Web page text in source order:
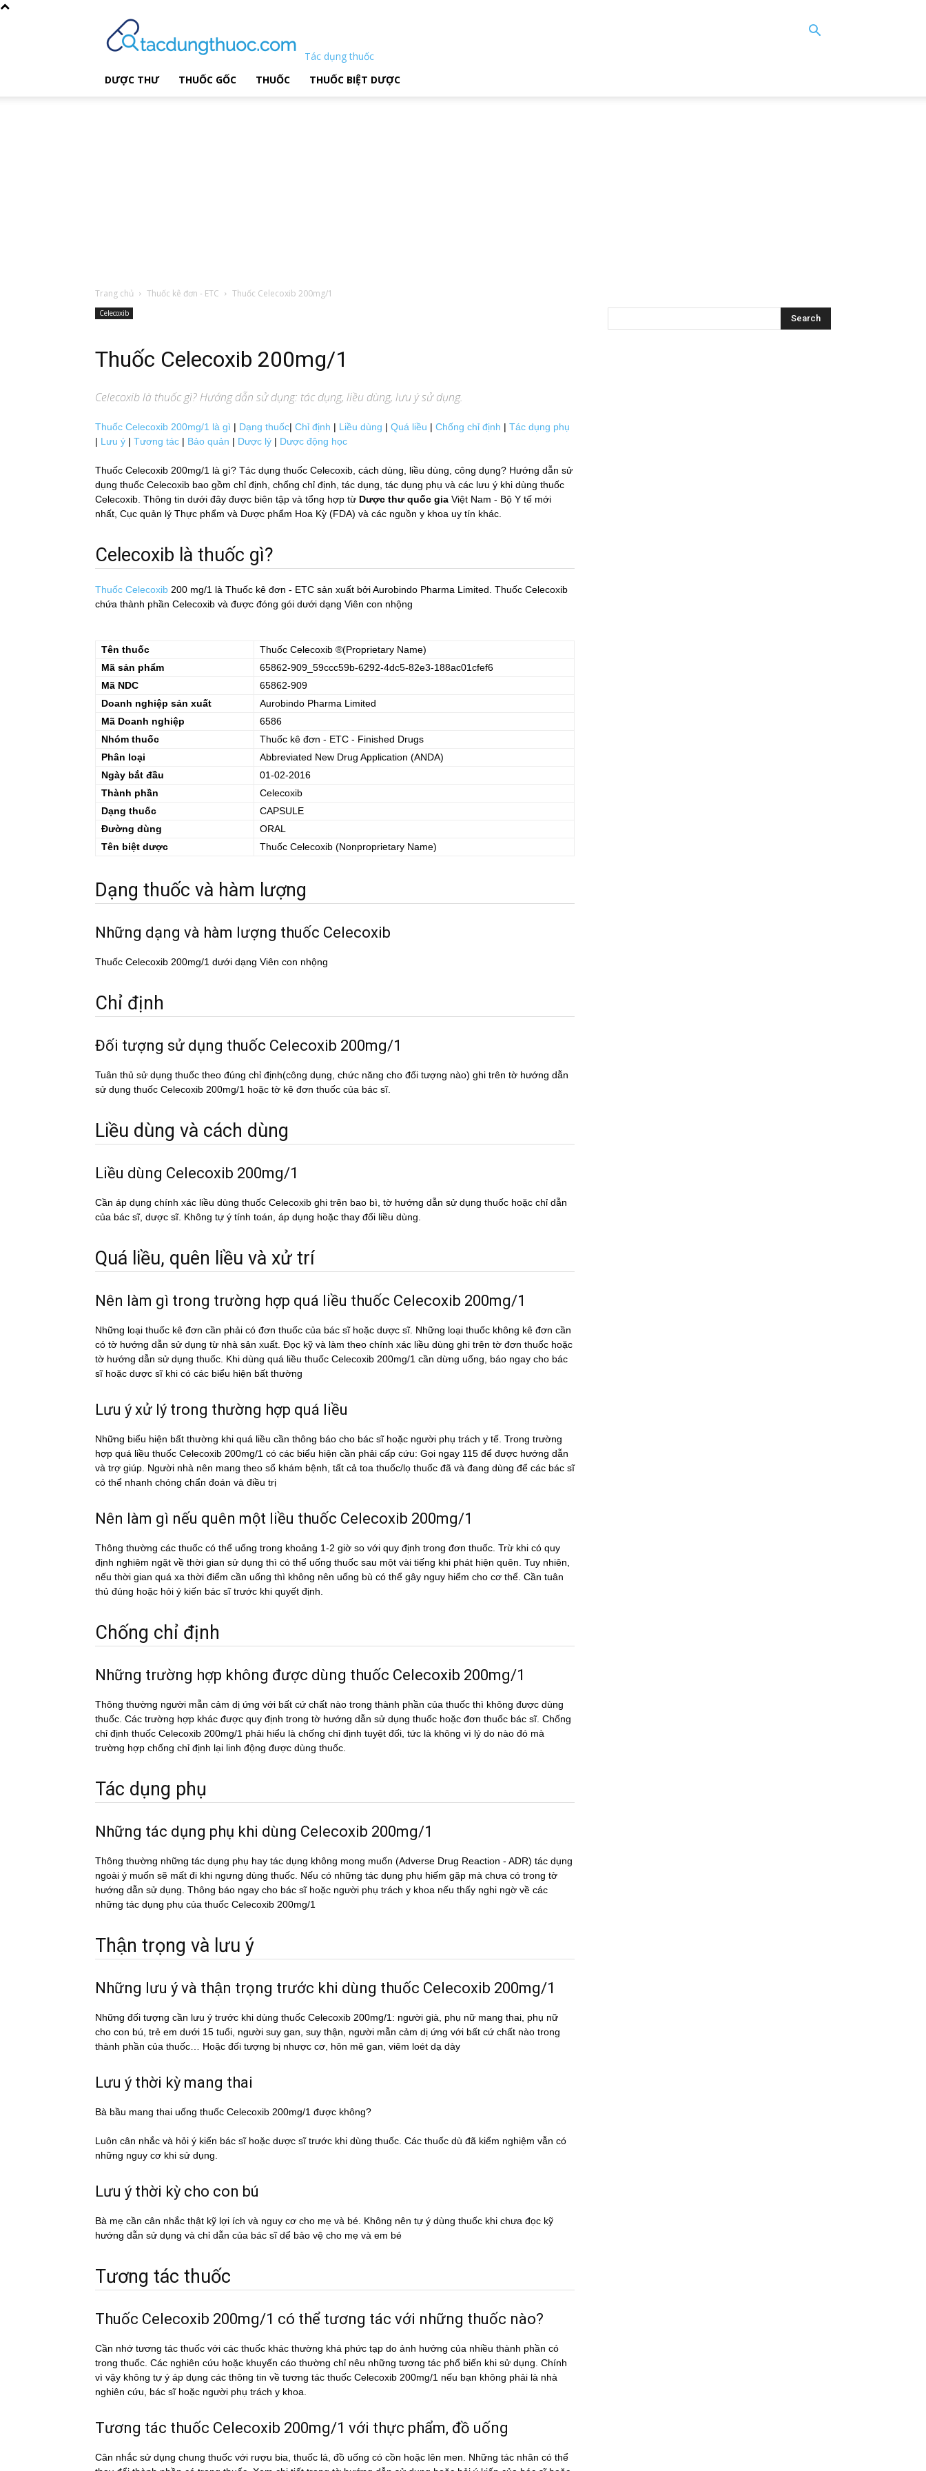
Tác dụng thuốc
DƯỢC THƯ
THUỐC GỐC THUỐC THUỐC BIỆT DƯỢC
Trang chủ Thuốc kê đơn - ETC Thuốc Celecoxib 200mg/1
Celecoxib
Thuốc Celecoxib 200mg/1
Celecoxiblà thuốc gì? Hướng dẫn sử dụng: tác dụng, liều dùng, lưu ý sử dụng.
Thuốc Celecoxib 200mg/1 là gì | Dạng thuốc| Chỉ định | Liều dùng | Quá liều | Chống chỉ định | Tác dụng phụ
| Lưu ý | Tương tác | Bảo quản | Dược lý | Dược động học
Thuốc Celecoxib 200mg/1 là gì? Tác dụng thuốc Celecoxib, cách dùng, liều dùng, công dụng? Hướng dẫn sử
dụng thuốc Celecoxib bao gồm chỉ định, chống chỉ định, tác dụng, tác dụng phụ và các lưu ý khi dùng thuốc
Celecoxib. Thông tin dưới đây được biên tập và tổng hợp từ Dược thư quốc gia Việt Nam - Bộ Y tế mới
nhất, Cục quản lý Thực phẩm và Dược phẩm Hoa Kỳ (FDA) và các nguồn y khoa uy tín khác.
Celecoxib là thuốc gì?
Thuốc Celecoxib 200 mg/1 là Thuốc kê đơn - ETC sản xuất bởi Aurobindo Pharma Limited. Thuốc Celecoxib
chứa thành phần Celecoxib và được đóng gói dưới dạng Viên con nhộng
Tên thuốc Thuốc Celecoxib ®(Proprietary Name)
Mã sản phẩm
65862-909_59ccc59b-6292-4dc5-82e3-188ac01cfef6
Mã NDC
65862-909
Doanh nghiệp sản xuất
Aurobindo Pharma Limited
Mã Doanh nghiệp
6586
Nhóm thuốc
Thuốc kê đơn - ETC - Finished Drugs
Phân loại
Abbreviated New Drug Application (ANDA)
Ngày bắt đầu
01-02-2016
Thành phần
Celecoxib
Dạng thuốc
CAPSULE
Đường dùng
ORAL
Tên biệt dược
Thuốc Celecoxib (Nonproprietary Name)
Dạng thuốc và hàm lượng
Những dạng và hàm lượng thuốc Celecoxib
Thuốc Celecoxib 200mg/1 dưới dạng Viên con nhộng
Chỉ định
Đối tượng sử dụng thuốc Celecoxib 200mg/1
Tuân thủ sử dụng thuốc theo đúng chỉ định(công dụng, chức năng cho đối tượng nào) ghi trên tờ hướng dẫn
sử dụng thuốc Celecoxib 200mg/1 hoặc tờ kê đơn thuốc của bác sĩ.
Liều dùng và cách dùng
Liều dùng Celecoxib 200mg/1
Cần áp dụng chính xác liều dùng thuốc Celecoxib ghi trên bao bì, tờ hướng dẫn sử dụng thuốc hoặc chỉ dẫn
của bác sĩ, dược sĩ. Không tự ý tính toán, áp dụng hoặc thay đổi liều dùng.
Quá liều, quên liều và xử trí
Nên làm gì trong trường hợp quá liều thuốc Celecoxib 200mg/1
Những loại thuốc kê đơn cần phải có đơn thuốc của bác sĩ hoặc dược sĩ. Những loại thuốc không kê đơn cần
có tờ hướng dẫn sử dụng từ nhà sản xuất. Đọc kỹ và làm theo chính xác liều dùng ghi trên tờ đơn thuốc hoặc
tờ hướng dẫn sử dụng thuốc. Khi dùng quá liều thuốc Celecoxib 200mg/1 cần dừng uống, báo ngay cho bác
sĩ hoặc dược sĩ khi có các biểu hiện bất thường
Lưu ý xử lý trong thường hợp quá liều
Những biểu hiện bất thường khi quá liều cần thông báo cho bác sĩ hoặc người phụ trách y tế. Trong trường
hợp quá liều thuốc Celecoxib 200mg/1 có các biểu hiện cần phải cấp cứu: Gọi ngay 115 để được hướng dẫn
và trợ giúp. Người nhà nên mang theo sổ khám bệnh, tất cả toa thuốc/lọ thuốc đã và đang dùng để các bác sĩ
có thể nhanh chóng chẩn đoán và điều trị
Nên làm gì nếu quên một liều thuốc Celecoxib 200mg/1
Thông thường các thuốc có thể uống trong khoảng 1-2 giờ so với quy định trong đơn thuốc. Trừ khi có quy
định nghiêm ngặt về thời gian sử dụng thì có thể uống thuốc sau một vài tiếng khi phát hiện quên. Tuy nhiên,
nếu thời gian quá xa thời điểm cần uống thì không nên uống bù có thể gây nguy hiểm cho cơ thể. Cần tuân
thủ đúng hoặc hỏi ý kiến bác sĩ trước khi quyết định.
Chống chỉ định
Những trường hợp không được dùng thuốc Celecoxib 200mg/1
Thông thường người mẫn cảm dị ứng với bất cứ chất nào trong thành phần của thuốc thì không được dùng
thuốc. Các trường hợp khác được quy định trong tờ hướng dẫn sử dụng thuốc hoặc đơn thuốc bác sĩ. Chống
chỉ định thuốc Celecoxib 200mg/1 phải hiểu là chống chỉ định tuyệt đối, tức là không vì lý do nào đó mà
trường hợp chống chỉ định lại linh động được dùng thuốc.
Tác dụng phụ
Những tác dụng phụ khi dùng Celecoxib 200mg/1
Thông thường những tác dụng phụ hay tác dụng không mong muốn (Adverse Drug Reaction - ADR) tác dụng
ngoài ý muốn sẽ mất đi khi ngưng dùng thuốc. Nếu có những tác dụng phụ hiếm gặp mà chưa có trong tờ
hướng dẫn sử dụng. Thông báo ngay cho bác sĩ hoặc người phụ trách y khoa nếu thấy nghi ngờ về các
những tác dụng phụ của thuốc Celecoxib 200mg/1
Thận trọng và lưu ý
Những lưu ý và thận trọng trước khi dùng thuốc Celecoxib 200mg/1
Những đối tượng cần lưu ý trước khi dùng thuốc Celecoxib 200mg/1: người già, phụ nữ mang thai, phụ nữ
cho con bú, trẻ em dưới 15 tuổi, người suy gan, suy thận, người mẫn cảm dị ứng với bất cứ chất nào trong
thành phần của thuốc… Hoặc đối tượng bị nhược cơ, hôn mê gan, viêm loét dạ dày
Lưu ý thời kỳ mang thai
Bà bầu mang thai uống thuốc Celecoxib 200mg/1 được không?
Luôn cân nhắc và hỏi ý kiến bác sĩ hoặc dược sĩ trước khi dùng thuốc. Các thuốc dù đã kiểm nghiệm vẫn có
những nguy cơ khi sử dụng.
Lưu ý thời kỳ cho con bú
Bà mẹ cần cân nhắc thật kỹ lợi ích và nguy cơ cho mẹ và bé. Không nên tự ý dùng thuốc khi chưa đọc kỹ
hướng dẫn sử dụng và chỉ dẫn của bác sĩ dể bảo vệ cho mẹ và em bé
Tương tác thuốc
Thuốc Celecoxib 200mg/1 có thể tương tác với những thuốc nào?
Cần nhớ tương tác thuốc với các thuốc khác thường khá phức tạp do ảnh hưởng của nhiều thành phần có
trong thuốc. Các nghiên cứu hoặc khuyến cáo thường chỉ nêu những tương tác phổ biến khi sử dụng. Chính
vì vậy không tự ý áp dụng các thông tin về tương tác thuốc Celecoxib 200mg/1 nếu bạn không phải là nhà
nghiên cứu, bác sĩ hoặc người phụ trách y khoa.
Tương tác thuốc Celecoxib 200mg/1 với thực phẩm, đồ uống
Cân nhắc sử dụng chung thuốc với rượu bia, thuốc lá, đồ uống có cồn hoặc lên men. Những tác nhân có thể